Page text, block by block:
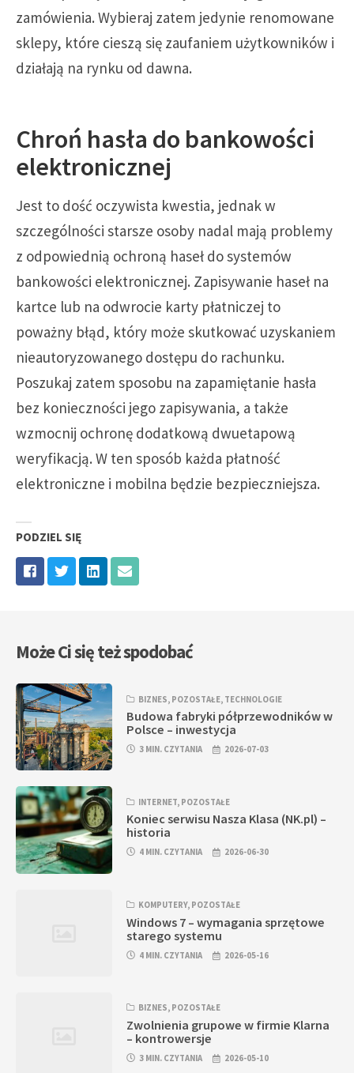
zamówienia. Wybieraj zatem jedynie renomowane
sklepy, które cieszą się zaufaniem użytkowników i
działają na rynku od dawna.
Chroń hasła do bankowości
elektronicznej
Jest to dość oczywista kwestia, jednak w
szczególności starsze osoby nadal mają problemy
z odpowiednią ochroną haseł do systemów
bankowości elektronicznej. Zapisywanie haseł na
kartce lub na odwrocie karty płatniczej to
poważny błąd, który może skutkować uzyskaniem
nieautoryzowanego dostępu do rachunku.
Poszukaj zatem sposobu na zapamiętanie hasła
bez konieczności jego zapisywania, a także
wzmocnij ochronę dodatkową dwuetapową
weryfikacją. W ten sposób każda płatność
elektroniczne i mobilna będzie bezpieczniejsza.
PODZIEL SIĘ
Może Ci się też spodobać
BIZNES, POZOSTAŁE, TECHNOLOGIE
Budowa fabryki półprzewodników w
Polsce – inwestycja
3 MIN. CZYTANIA 2026-07-03
INTERNET, POZOSTAŁE
Koniec serwisu Nasza Klasa (NK.pl) –
historia
4 MIN. CZYTANIA 2026-06-30
KOMPUTERY, POZOSTAŁE
Windows 7 – wymagania sprzętowe
starego systemu
4 MIN. CZYTANIA 2026-05-16
BIZNES, POZOSTAŁE
Zwolnienia grupowe w firmie Klarna
– kontrowersje
3 MIN. CZYTANIA 2026-05-10